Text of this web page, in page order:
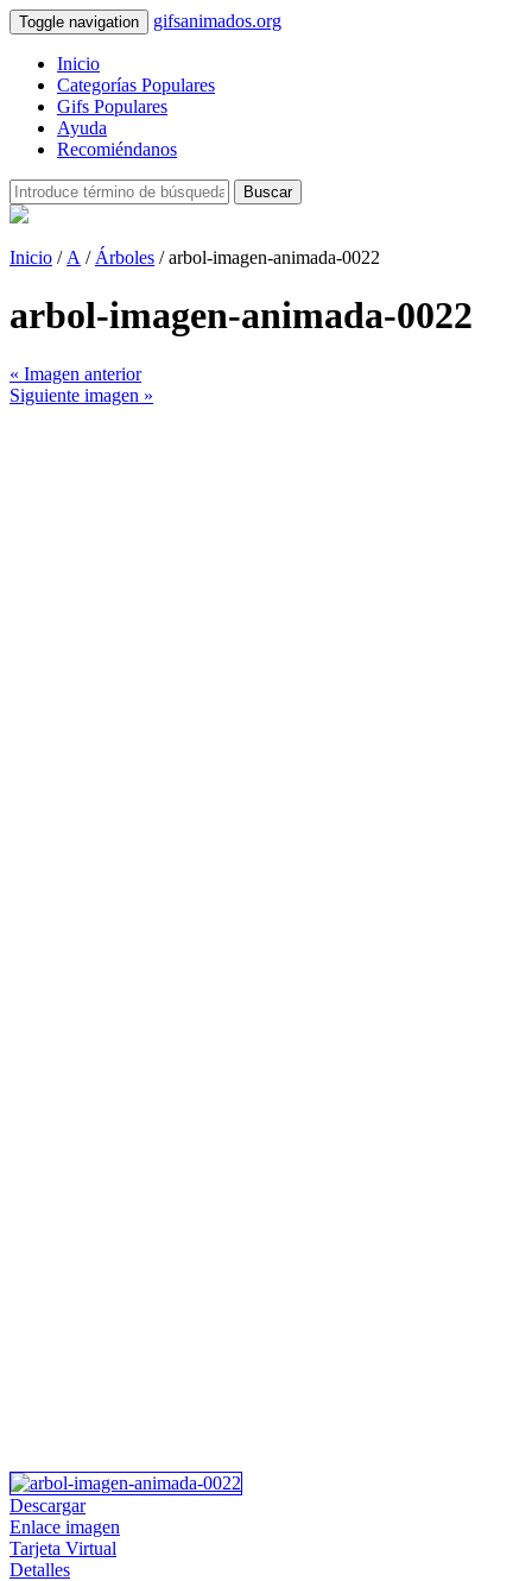
Toggle navigation gifsanimados.org
Inicio
Categorías Populares
Gifs Populares
Ayuda
Recomiéndanos
Buscar
Inicio / A / Árboles / arbol-imagen-animada-0022
arbol-imagen-animada-0022
« Imagen anterior
Siguiente imagen »
Descargar
Enlace imagen
Tarjeta Virtual
Detalles